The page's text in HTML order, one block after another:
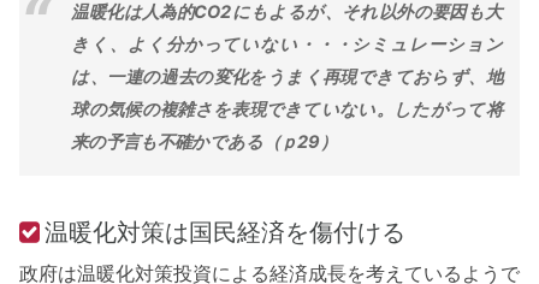
温暖化は人為的CO2にもよるが、それ以外の要因も大
きく、よく分かっていない・・・シミュレーション
は、一連の過去の変化をうまく再現できておらず、地
球の気候の複雑さを表現できていない。したがって将
来の予言も不確かである（ｐ29）
温暖化対策は国民経済を傷付ける
政府は温暖化対策投資による経済成長を考えているようで